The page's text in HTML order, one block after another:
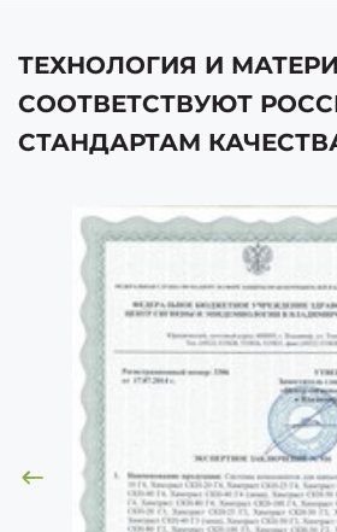
ТЕХНОЛОГИЯ И
СООТВЕТСТВУЮТ
СТАНДАРТАМ